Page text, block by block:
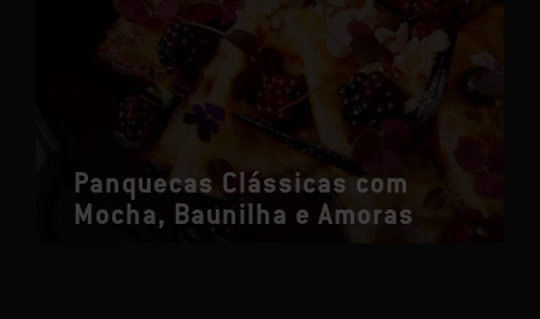
Panquecas Clássicas com
Mocha, Baunilha e Amoras